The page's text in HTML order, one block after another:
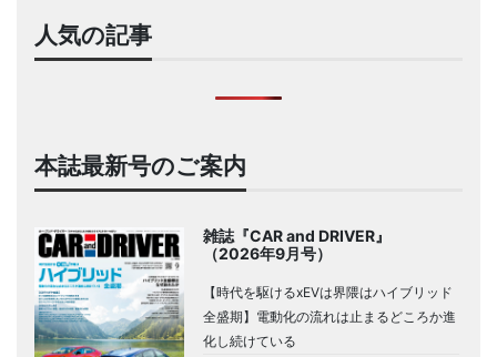
人気の記事
本誌最新号のご案内
雑誌『CAR and DRIVER』
（2026年9月号）
【時代を駆けるxEVは界隈はハイブリッド
全盛期】電動化の流れは止まるどころか進
化し続けている